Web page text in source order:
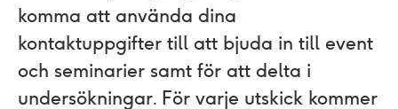
komma att använda dina
kontaktuppgifter till att bjuda in till event
och seminarier samt för att delta i
undersökningar. För varje utskick kommer